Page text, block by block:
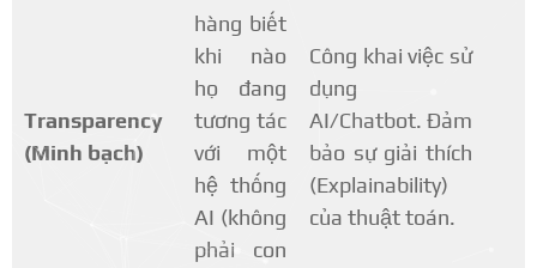
Transparency
(Minh bạch)
hàng biết
khi nào
họ đang
tương tác
với một
hệ thống
AI (không
phải con
Công khai việc sử
dụng
AI/Chatbot. Đảm
bảo sự giải thích
(Explainability)
của thuật toán.